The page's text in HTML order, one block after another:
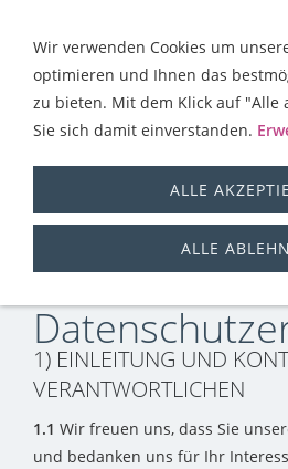
Datenschutz
1) EINLEITUNG UND
VERANTWORTLICHEN
1.1 Wir freuen uns, dass Sie
und bedanken uns für Ihr
Wir verwenden Cookies um
optimieren und Ihnen das
zu bieten. Mit dem Klick auf "Alle
Sie sich damit einverstanden.
ALLE
ALLE